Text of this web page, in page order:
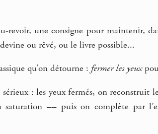
revoir, une consigne pour maintenir,
ou rêvé, ou le livre possible...
qu’on détourne : fermer les yeux
: les yeux fermés, on reconstruit
saturation –– puis on complète par